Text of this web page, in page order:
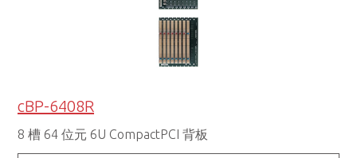
cBP-6408R
8 槽 64 位元 6U CompactPCI 背板